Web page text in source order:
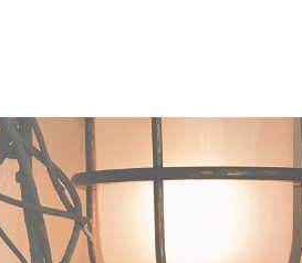
MENU
STAFF〈an